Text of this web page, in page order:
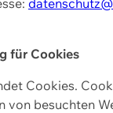
für Cookies
Cookies.
von besuchten